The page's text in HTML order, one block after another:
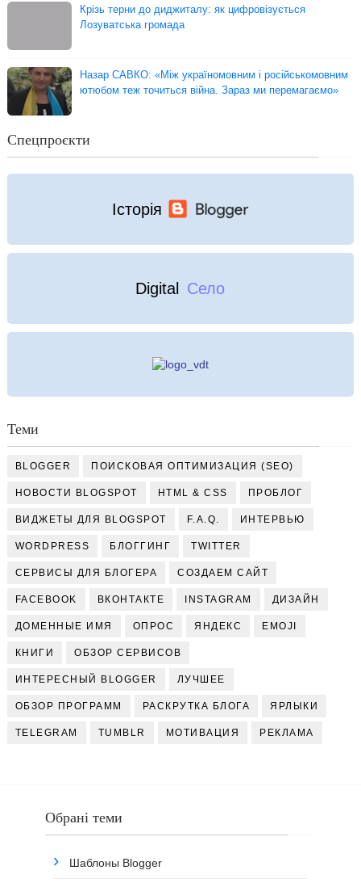
Крізь терни до диджиталу: як цифровізується
Лозуватська громада
Назар САВКО: «Між україномовним і російськомовним
ютюбом теж точиться війна. Зараз ми перемагаємо»
Спецпроєкти
Історія
Digital Село
Теми
BLOGGER ПОИСКОВАЯ ОПТИМИЗАЦИЯ (SEO)
НОВОСТИ BLOGSPOT HTML & CSS ПРОБЛОГ
ВИДЖЕТЫ ДЛЯ BLOGSPOT F.A.Q. ИНТЕРВЬЮ
WORDPRESS БЛОГГИНГ TWITTER
СЕРВИСЫ ДЛЯ БЛОГЕРА СОЗДАЕМ САЙТ
FACEBOOK ВКОНТАКТЕ INSTAGRAM ДИЗАЙН
ДОМЕННЫЕ ИМЯ ОПРОС ЯНДЕКС EMOJI
КНИГИ ОБЗОР СЕРВИСОВ
ИНТЕРЕСНЫЙ BLOGGER ЛУЧШЕЕ
ОБЗОР ПРОГРАММ РАСКРУТКА БЛОГА ЯРЛЫКИ
TELEGRAM TUMBLR МОТИВАЦИЯ РЕКЛАМА
Обрані теми
Шаблоны Blogger